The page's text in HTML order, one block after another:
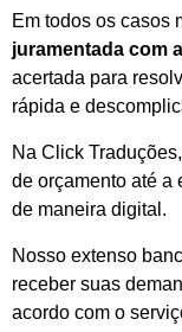
Em todos os casos
juramentada com
acertada para
rápida e
Na Click
de orçamento até a
de maneira digital.
Nosso extenso
receber suas
acordo com o